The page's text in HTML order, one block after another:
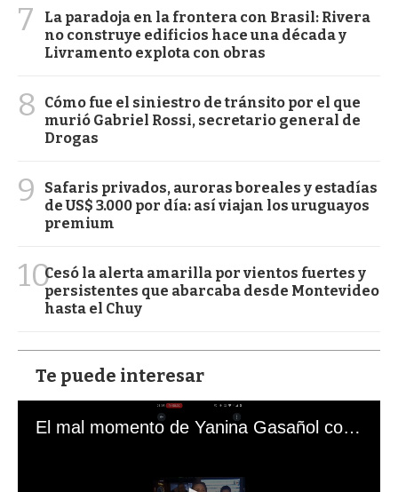
7
La paradoja en la frontera con Brasil: Rivera
no construye edificios hace una década y
Livramento explota con obras
8
Cómo fue el siniestro de tránsito por el que
murió Gabriel Rossi, secretario general de
Drogas
9
Safaris privados, auroras boreales y estadías
de US$ 3.000 por día: así viajan los uruguayos
premium
10Cesó la alerta amarilla por vientos fuertes y
persistentes que abarcaba desde Montevideo
hasta el Chuy
Te puede interesar
El mal momento de Yanina Gasañol con un hincha argentino en "Subrayado"